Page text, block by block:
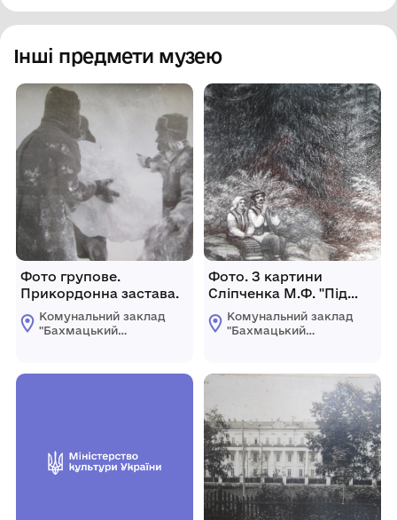
Інші предмети музею
Фото групове.
Прикордонна застава.
Комунальний заклад
"Бахмацький
Гнатовича
Фото. З картини
Сліпченка М.Ф. "Під
смерекою".
Комунальний заклад
"Бахмацький
Гнатовича
Бахмацької міської
ради